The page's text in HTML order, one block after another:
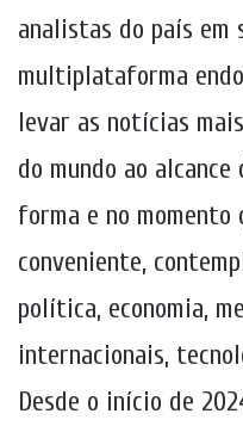
analistas do país em
multiplataforma
levar as notícias
do mundo ao
forma e no
conveniente,
política, economia,
internacionais,
Desde o início de